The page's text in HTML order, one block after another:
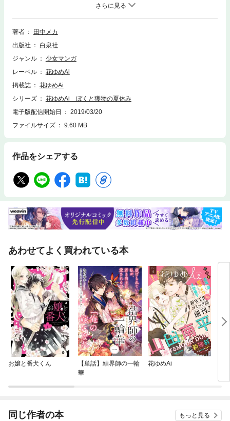
君」だった…？（50P）(この作品はウェブ・マガジン：花ゆめAi Vol.6に
収録されています。重複購入にご注意ください。)
著者
田中メカ
出版社
白泉社
ジャンル
少女マンガ
レーベル
花ゆめAi
掲載誌
花ゆめAi
シリーズ
花ゆめAi ぼくと獲物の夏休み
電子版配信開始日
2019/03/20
ファイルサイズ
9.60 MB
作品をシェアする
あわせてよく買われている本
お嬢と番犬くん
【単話】結界師の一輪
華
花ゆめAi
同じ作者の本 もっと見る